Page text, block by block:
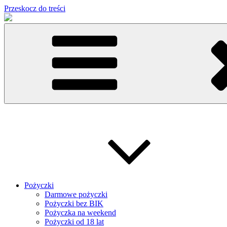
Przeskocz do treści
Pożyczki
Darmowe pożyczki
Pożyczki bez BIK
Pożyczka na weekend
Pożyczki od 18 lat